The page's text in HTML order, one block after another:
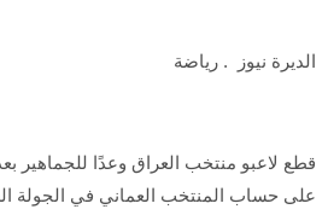
الديرة نيوز . رياضة
قطع لاعبو منتخب العراق وعدًا للجماهير
على حساب المنتخب العماني في الجولة